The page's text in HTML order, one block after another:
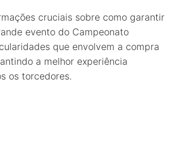
cruciais sobre como garantir
evento do Campeonato
que envolvem a compra
a melhor experiência
os torcedores.